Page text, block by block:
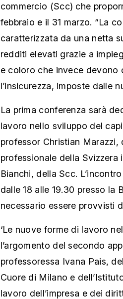
commercio (Scc) che
febbraio e il 31 marzo. “La
caratterizzata da una netta
redditi elevati grazie a
e coloro che invece devono
l’insicurezza, imposte dalle
La prima conferenza sarà
lavoro nello sviluppo del
professor Christian Marazzi,
professionale della Svizzera
Bianchi, della Scc.
dalle 18 alle 19.30 presso la
necessario essere provvisti
‘Le nuove forme di lavoro
l’argomento del secondo
professoressa Ivana Pais,
Cuore di Milano e
lavoro dell’impresa e dei